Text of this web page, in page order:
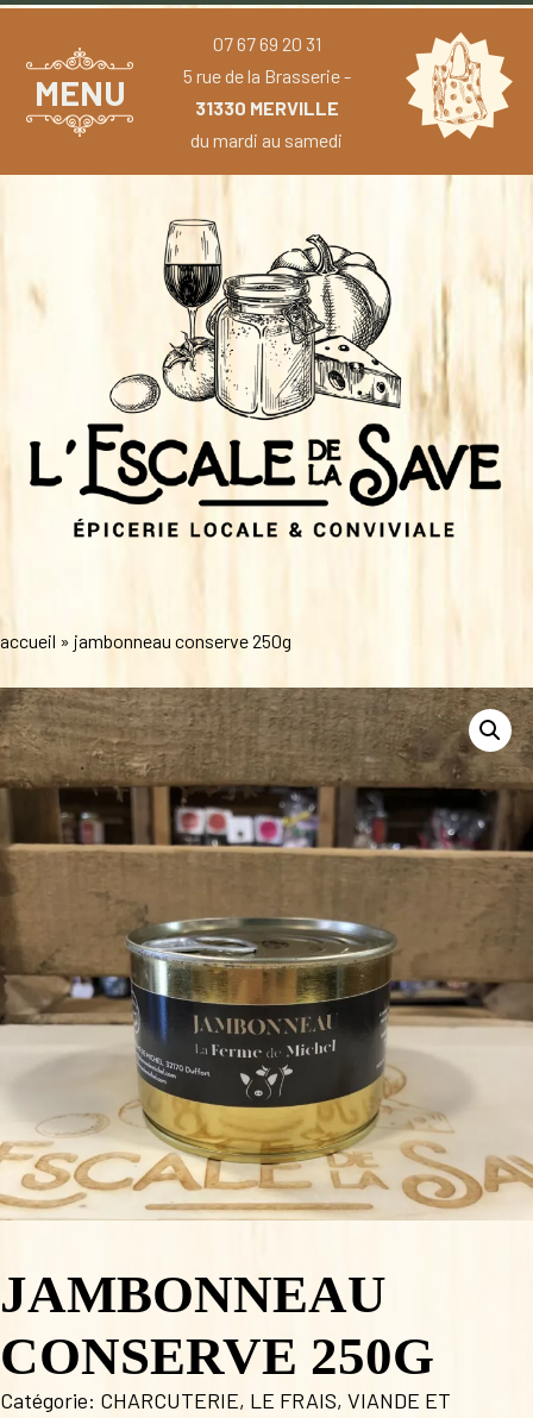
MENU
07 67 69 20 31
5 rue de la Brasserie -
31330 MERVILLE
du mardi au samedi
accueil » jambonneau conserve 250g
JAMBONNEAU
CONSERVE 250G
Catégorie: CHARCUTERIE, LE FRAIS, VIANDE ET